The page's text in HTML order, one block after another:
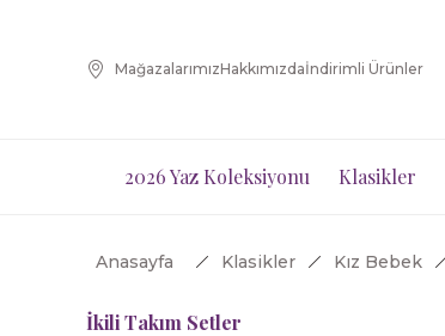
MağazalarımızHakkımızdaİndirimli Ürünler
2026 Yaz Koleksiyonu Klasikler
Anasayfa Klasikler Kız Bebek
İkili Takım Setler